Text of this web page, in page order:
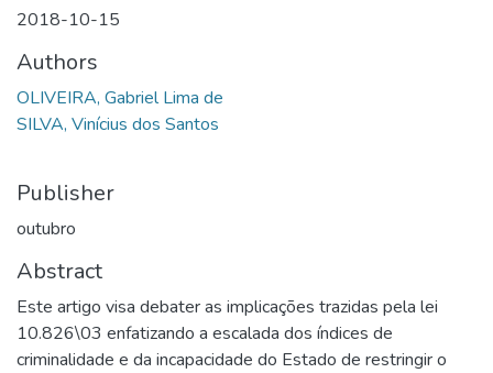
2018-10-15
Authors
OLIVEIRA, Gabriel Lima de
SILVA, Vinícius dos Santos
Publisher
outubro
Abstract
Este artigo visa debater as implicações trazidas pela lei
10.826\03 enfatizando a escalada dos índices de
criminalidade e da incapacidade do Estado de restringir o